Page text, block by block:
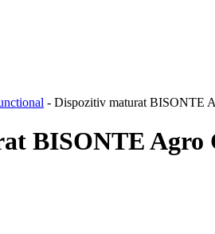
- Dispozitiv maturat BISONTE
BISONTE Agro